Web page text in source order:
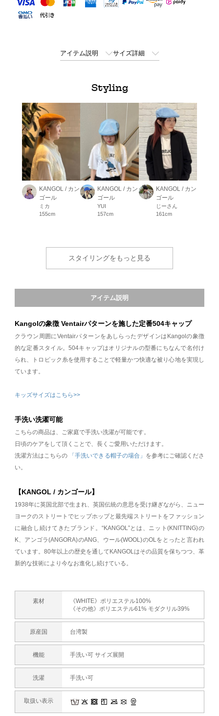
アイテム説明 サイズ詳細
Styling
KANGOL / カン
ゴール
ミカ
155cm
KANGOL / カン
ゴール
YUI
157cm
KANGOL / カン
ゴール
じーさん
161cm
スタイリングをもっと見る
アイテム説明
Kangolの象徴 Ventairパターンを施した定番504キャップ
クラウン周囲にVentairパターンをあしらったデザインはKangolの象徴
的な定番スタイル。504キャップはオリジナルの型番にちなんで名付け
られ、トロピック糸を使用することで軽量かつ快適な被り心地を実現し
ています。
キッズサイズはこちら>>
手洗い洗濯可能
こちらの商品は、ご家庭で手洗い洗濯が可能です。
日頃のケアをして頂くことで、長くご愛用いただけます。
洗濯方法はこちらの
「手洗いできる帽子の場合」 を参考にご確認くださ
い。
【KANGOL / カンゴール】
1938年に英国北部で生まれ、英国伝統の意思を受け継ぎながら、ニュー
ヨークのストリートでヒップホップと最先端ストリートをファッション
に融合し続けてきたブランド。“KANGOL”とは、ニット(KNITTING)の
K、アンゴラ(ANGORA)のANG、ウール(WOOL)のOLをとったと言われ
ています。80年以上の歴史を通してKANGOLはその品質を保ちつつ、革
新的な技術により今なお進化し続けている。
素材
《WHITE》ポリエステル100%
《その他》ポリエステル61% モダクリル39%
原産国 台湾製
機能 手洗い可 サイズ展開
洗濯 手洗い可
取扱い表示